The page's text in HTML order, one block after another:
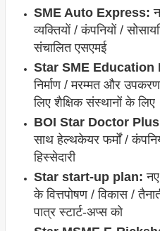
SME Auto Express:
व्यक्तियों / कंपनियों /
संचालित एसएमई
Star SME Education
निर्माण / मरम्मत और
लिए शैक्षिक संस्थानों के लिए
BOI Star Doctor
साथ हेल्थकेयर फर्मों /
हिस्सेदारी
Star start-up plan:
के वित्तपोषण / विकास /
पात्र स्टार्ट-अप्स को